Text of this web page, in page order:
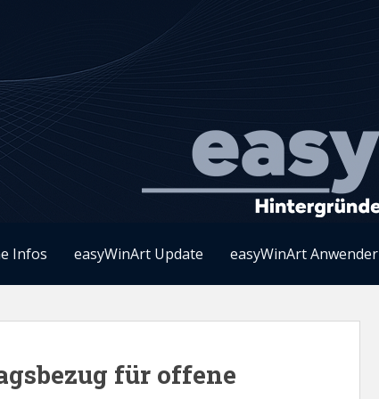
Infos easyWinArt Update easyWinArt Anwender
für offene